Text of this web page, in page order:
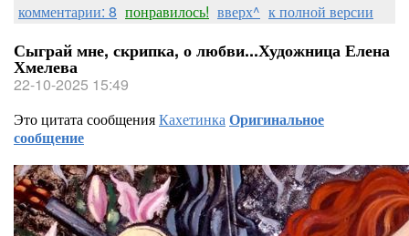
комментарии: 8 понравилось! вверх^ к полной версии
Сыграй мне, скрипка, о любви...Художница Елена
Хмелева
22-10-2025 15:49
Это цитата сообщенияКахетинкаОригинальное
сообщение